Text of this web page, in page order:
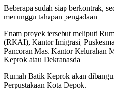
Beberapa sudah siap berkontrak,
menunggu tahapan pengadaan.
Enam proyek tersebut meliputi
(RKAI), Kantor Imigrasi,
Pancoran Mas, Kantor Kelurahan
Keprok atau Dekranasda.
Rumah Batik Keprok akan
Perpustakaan Kota Depok.